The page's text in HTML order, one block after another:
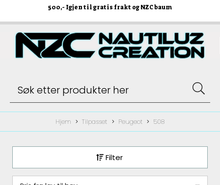
500,- Igjen til gratis frakt og NZC baum
Hjem Tilpasset Peugeot 508
Filter